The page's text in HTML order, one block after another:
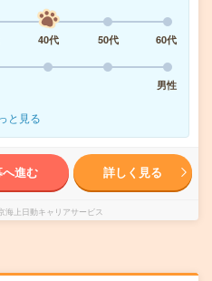
40代 50代
60代
男性
と見る
へ進む 詳しく見る
海上日動キャリアサービス